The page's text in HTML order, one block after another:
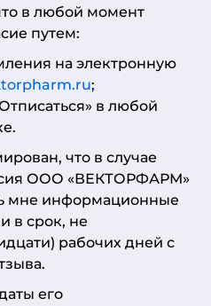
в любой момент
путем:
на электронную
;
в любой
что в случае
ООО «ВЕКТОРФАРМ»
мне информационные
в срок, не
рабочих дней с
его